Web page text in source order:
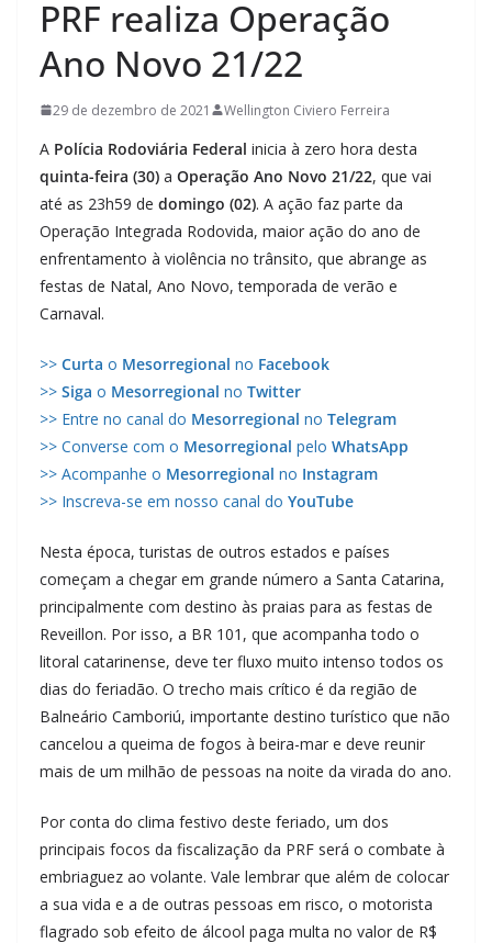
PRF realiza Operação
Ano Novo 21/22
29 de dezembro de 2021 Wellington Civiero Ferreira
A Polícia Rodoviária Federal inicia à zero hora desta
quinta-feira (30) a Operação Ano Novo 21/22, que vai
até as 23h59 de domingo (02). A ação faz parte da
Operação Integrada Rodovida, maior ação do ano de
enfrentamento à violência no trânsito, que abrange as
festas de Natal, Ano Novo, temporada de verão e
Carnaval.
>> Curta o Mesorregional no Facebook
>> Siga o Mesorregional no Twitter
>> Entre no canal do Mesorregional no Telegram
>> Converse com o Mesorregional pelo WhatsApp
>> Acompanhe o Mesorregional no Instagram
>> Inscreva-se em nosso canal do YouTube
Nesta época, turistas de outros estados e países
começam a chegar em grande número a Santa Catarina,
principalmente com destino às praias para as festas de
Reveillon. Por isso, a BR 101, que acompanha todo o
litoral catarinense, deve ter fluxo muito intenso todos os
dias do feriadão. O trecho mais crítico é da região de
Balneário Camboriú, importante destino turístico que não
cancelou a queima de fogos à beira-mar e deve reunir
mais de um milhão de pessoas na noite da virada do ano.
Por conta do clima festivo deste feriado, um dos
principais focos da fiscalização da PRF será o combate à
embriaguez ao volante. Vale lembrar que além de colocar
a sua vida e a de outras pessoas em risco, o motorista
flagrado sob efeito de álcool paga multa no valor de R$